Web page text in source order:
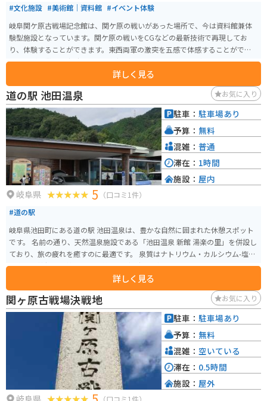
#文化施設 #美術館｜資料館 #イベント体験
岐阜関ケ原古戦場記念館は、関ケ原の戦いがあった場所で、今は資料館兼体
験型施設となっています。関ケ原の戦いをCGなどの最新技術で再現してお
り、体験することができます。東西両軍の激突を五感で体感することができ
る展示が特徴で、当時の戦いの状況をリアルに感じることができます。 CGは
予約優先なので、絶対見たい人は予約していくことをオススメします。開館
時間は9:30から17:00まで（入館は16:30まで）で、毎週月曜日が休館日です
が、祝日の場合は翌日に振替休日となります。戦国時代に興味がある人にと
って特に楽しめるスポットです。
詳しく見る
道の駅 池田温泉 お気に入り
岐阜県 5 （口コミ1件）
#道の駅
岐阜県池田町にある道の駅 池田温泉は、豊かな自然に囲まれた休憩スポット
です。 名前の通り、天然温泉施設である「池田温泉 新館 湯楽の里」を併設し
ており、旅の疲れを癒すのに最適です。 泉質はナトリウム・カルシウム-塩化
物泉で、神経痛や筋肉痛、関節痛などに効果があるとされています。 また、
地元の農産物直売所では、新鮮な野菜や果物、特産品などを購入することが
できます。 特に、池田町は富有柿の産地として知られており、秋には旬の甘
い柿を味わうことができます。 バイクで訪れる場合、道の駅には広々とした
駐車場が完備されているので安心です。 周辺には、池田山麓を走る快適なワ
インディングロードがあり、ツーリングにもおすすめです。 道の駅を起点
に、自然豊かな景色を楽しみながら、岐阜県池田町の魅力を満喫してみてく
詳しく見る
駐車： 駐車場あり
予算： 無料
混雑： 普通
滞在： 1時間
施設： 屋内
関ヶ原古戦場決戦地 お気に入り
（口コミ1件）
駐車： 駐車場あり
予算： 無料
混雑： 空いている
滞在： 0.5時間
施設： 屋外